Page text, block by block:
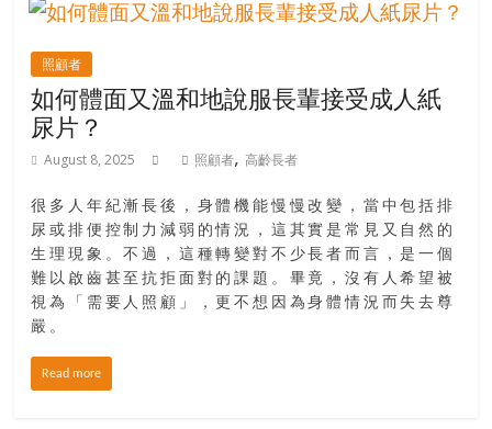
的
人
生。
照顧者
如何體面又溫和地說服長輩接受成人紙
尿片？
August 8, 2025 照顧者,高齡長者
很多人年紀漸長後，身體機能慢慢改變，當中包括排
尿或排便控制力減弱的情況，這其實是常見又自然的
生理現象。不過，這種轉變對不少長者而言，是一個
難以啟齒甚至抗拒面對的課題。畢竟，沒有人希望被
視為「需要人照顧」，更不想因為身體情況而失去尊
嚴。
Read more